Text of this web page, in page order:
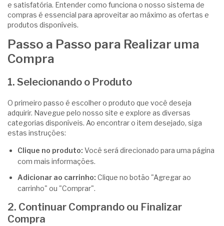
e satisfatória. Entender como funciona o nosso sistema de
compras é essencial para aproveitar ao máximo as ofertas e
produtos disponíveis.
Passo a Passo para Realizar uma
Compra
1. Selecionando o Produto
O primeiro passo é escolher o produto que você deseja
adquirir. Navegue pelo nosso site e explore as diversas
categorias disponíveis. Ao encontrar o item desejado, siga
estas instruções:
Clique no produto: Você será direcionado para uma página
com mais informações.
Adicionar ao carrinho: Clique no botão "Agregar ao
carrinho" ou "Comprar".
2. Continuar Comprando ou Finalizar
Compra